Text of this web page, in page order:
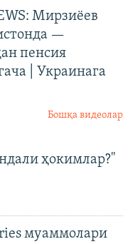
Мирзиёев
—
пенсия
| Украинага
Бошқа видеолар
ҳокимлар?"
муаммолари